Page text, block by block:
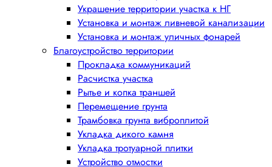
Украшение территории участка к НГ
Установка и монтаж ливневой канализации
Установка и монтаж уличных фонарей
Благоустройство территории
Прокладка коммуникаций
Расчистка участка
Рытье и копка траншей
Перемещение грунта
Трамбовка грунта виброплитой
Укладка дикого камня
Укладка тротуарной плитки
Устройство отмостки